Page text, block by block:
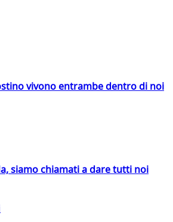
vivono entrambe dentro di noi
siamo chiamati a dare tutti noi